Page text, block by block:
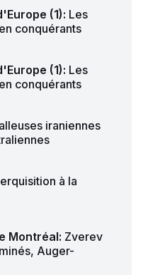
(1): Les
conquérants
(1): Les
conquérants
iraniennes
à la
Montréal: Zverev
Auger-